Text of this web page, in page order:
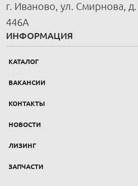
г. Иваново, ул. Смирнова,
446А
ИНФОРМАЦИЯ
КАТАЛОГ
ВАКАНСИИ
КОНТАКТЫ
НОВОСТИ
ЛИЗИНГ
ЗАПЧАСТИ